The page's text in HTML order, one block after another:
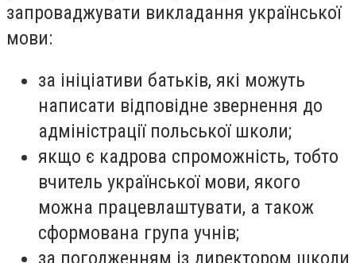
запроваджувати викладання української
мови:
за ініціативи батьків, які можуть
написати відповідне звернення до
адміністрації польської школи;
якщо є кадрова спроможність, тобто
вчитель української мови, якого
можна працевлаштувати, а також
сформована група учнів;
за погодженням із директором школи